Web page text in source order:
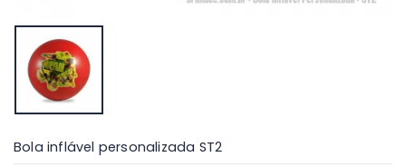
Bola inflável personalizada ST2